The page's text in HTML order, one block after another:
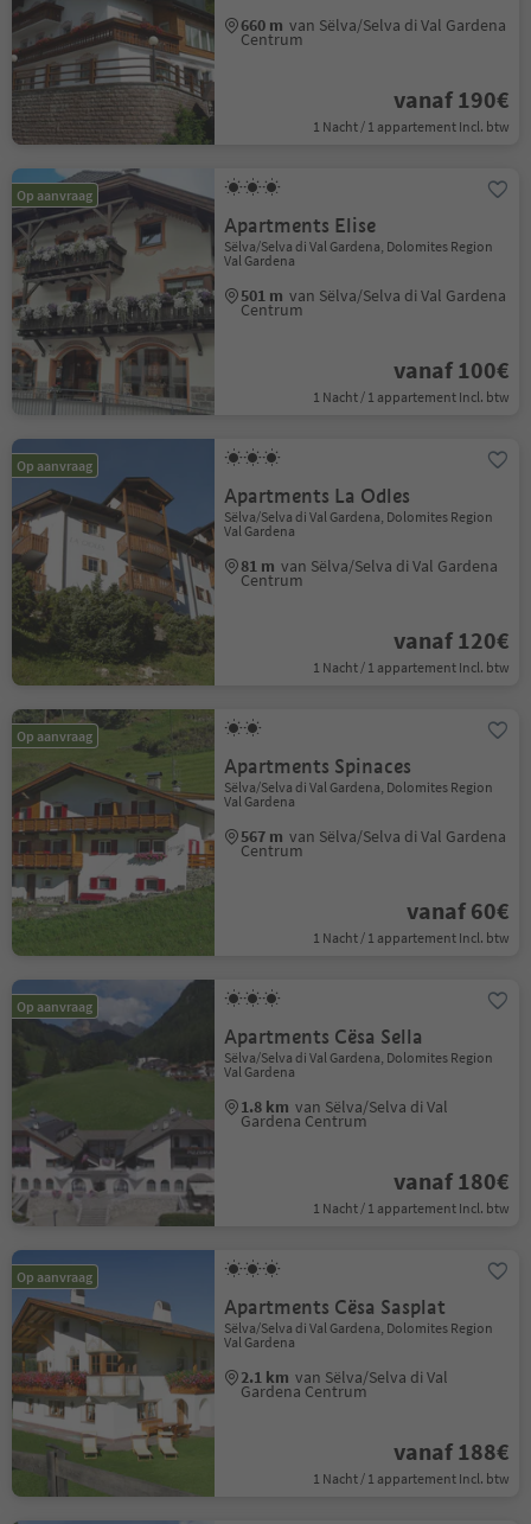
660 m van Sëlva/Selva di Val Gardena
Centrum
vanaf 190€
1 Nacht / 1 appartement Incl. btw
Op aanvraag
Apartments Elise
Sëlva/Selva di Val Gardena, Dolomites Region
Val Gardena
501 m van Sëlva/Selva di Val Gardena
Centrum
vanaf 100€
1 Nacht / 1 appartement Incl. btw
Op aanvraag
Apartments La Odles
Sëlva/Selva di Val Gardena, Dolomites Region
Val Gardena
81 m van Sëlva/Selva di Val Gardena
Centrum
vanaf 120€
1 Nacht / 1 appartement Incl. btw
Op aanvraag
Apartments Spinaces
Sëlva/Selva di Val Gardena, Dolomites Region
Val Gardena
567 m van Sëlva/Selva di Val Gardena
Centrum
vanaf 60€
1 Nacht / 1 appartement Incl. btw
Op aanvraag
Apartments Cësa Sella
Sëlva/Selva di Val Gardena, Dolomites Region
Val Gardena
1.8 km van Sëlva/Selva di Val
Gardena Centrum
vanaf 180€
1 Nacht / 1 appartement Incl. btw
Op aanvraag
Apartments Cësa Sasplat
Sëlva/Selva di Val Gardena, Dolomites Region
Val Gardena
2.1 km van Sëlva/Selva di Val
Gardena Centrum
vanaf 188€
1 Nacht / 1 appartement Incl. btw